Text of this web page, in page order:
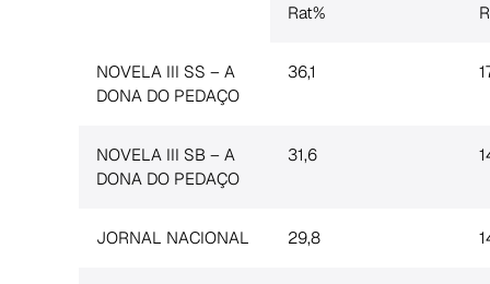
Rat%
NOVELA III SS – A
DONA DO PEDAÇO
36,1
NOVELA III SB – A
DONA DO PEDAÇO
31,6
JORNAL NACIONAL 29,8